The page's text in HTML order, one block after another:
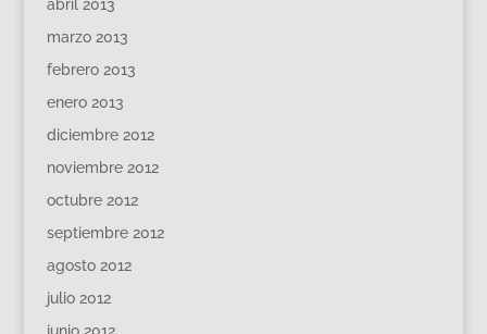
abril 2013
marzo 2013
febrero 2013
enero 2013
diciembre 2012
noviembre 2012
octubre 2012
septiembre 2012
agosto 2012
julio 2012